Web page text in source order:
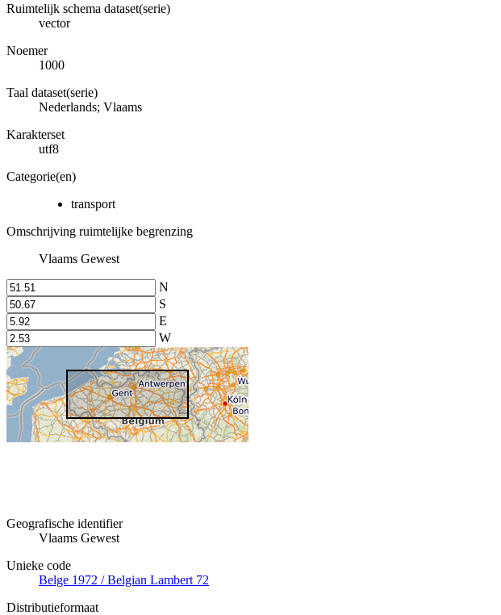
Ruimtelijk schema dataset(serie)
vector
Noemer
1000
Taal dataset(serie)
Nederlands; Vlaams
Karakterset
utf8
Categorie(en)
transport
Omschrijving ruimtelijke begrenzing
Vlaams Gewest
N
S
E
W
Geografische identifier
Vlaams Gewest
Unieke code
Belge 1972 / Belgian Lambert 72
Distributieformaat